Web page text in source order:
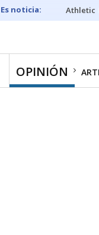
Athletic
OPINIÓN